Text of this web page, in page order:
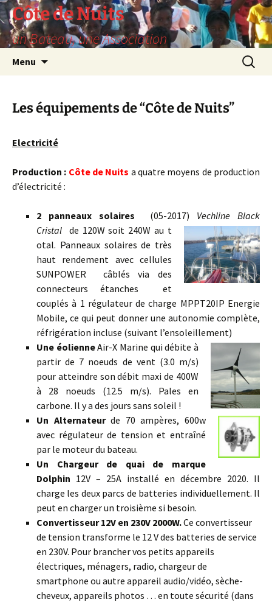
Skip
to
content
Côte de Nuits
un Bateau, une Association
Menu
Search
for:
Les équipements de “Côte de Nuits”
Electricité
Production : Côte de Nuits a quatre moyens de production
d’électricité :
2 panneaux solaires (05-2017) Vechline Black
Cristal de 120W soit 240W au t
otal. Panneaux solaires de très
haut rendement avec cellules
SUNPOWER câblés via des
connecteurs étanches et
couplés à 1 régulateur de charge MPPT20IP Energie
Mobile, ce qui peut donner une autonomie complète,
réfrigération incluse (suivant l’ensoleillement)
Une éolienneAir-X Marine qui débite à
partir de 7 noeuds de vent (3.0 m/s)
pour atteindre son débit maxi de 400W
à 28 noeuds (12.5 m/s). Pales en
carbone. Il y a des jours sans soleil !
Un Alternateurde 70 ampères, 600w
avec régulateur de tension et entraîné
par le moteur du bateau.
Un Chargeur de quai de marque
Dolphin 12V – 25A installé en décembre 2020. Il
charge les deux parcs de batteries individuellement. Il
peut en charger un troisième si besoin.
Convertisseur 12V en 230V 2000W.Ce convertisseur
de tension transforme le 12 V des batteries de service
en 230V. Pour brancher vos petits appareils
électriques, ménagers, radio, chargeur de
smartphone ou autre appareil audio/vidéo, sèche-
cheveux, appareils photos … en toute sécurité (dans